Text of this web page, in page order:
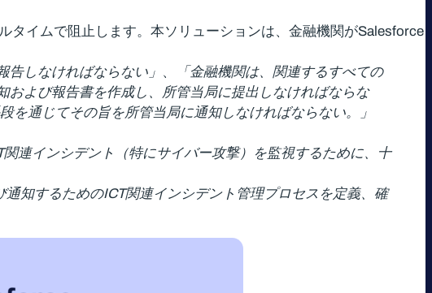
イムで阻止します。本ソリューションは、金融機関がSalesforce
告しなければならない」 、
「金融機関は、関連するすべての
よび報告書を作成し、所管当局に提出しなければならな
通じてその旨を所管当局に通知しなければならない。」
連インシデント（特にサイバー攻撃）を監視するために、十
知するためのICT関連インシデント管理プロセスを定義、確